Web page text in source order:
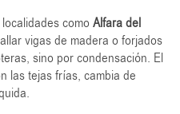
como Alfara del
vigas de madera o forjados
sino por condensación. El
las tejas frías, cambia de